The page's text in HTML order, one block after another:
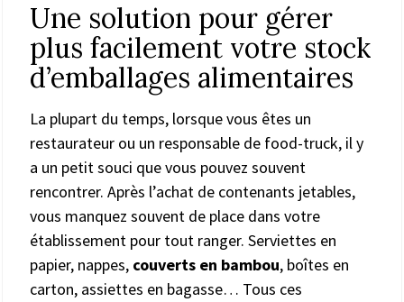
Une solution pour gérer
plus facilement votre stock
d’emballages alimentaires
La plupart du temps, lorsque vous êtes un
restaurateur ou un responsable de food-truck, il y
a un petit souci que vous pouvez souvent
rencontrer. Après l’achat de contenants jetables,
vous manquez souvent de place dans votre
établissement pour tout ranger. Serviettes en
papier, nappes, couverts en bambou, boîtes en
carton, assiettes en bagasse… Tous ces